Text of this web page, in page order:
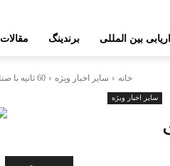
بین المللی برندینگ مقالات
خانه سایر اخبار ویژه 60 ثانیه با صنایع ملی مس ایران در ماهی که گذشت (+فیلم)
سایر اخبار ویژه